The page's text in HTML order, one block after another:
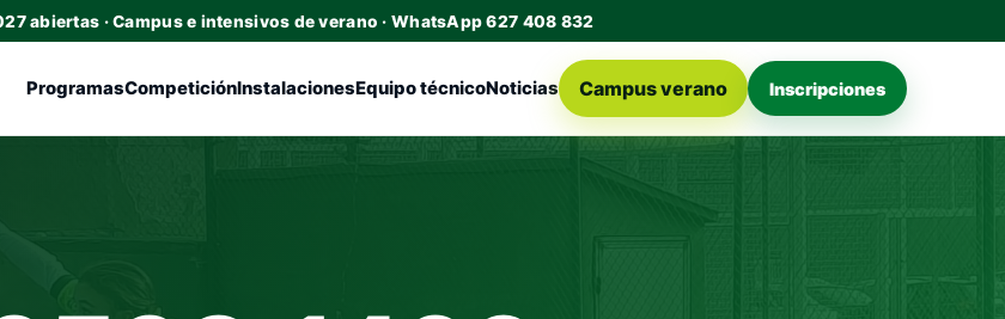
abiertas · Campus e intensivos de verano · WhatsApp 627 408 832
ProgramasCompeticiónInstalacionesEquipo técnicoNoticias Campus verano Inscripciones